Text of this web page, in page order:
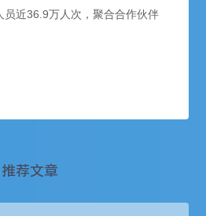
员近36.9万人次，聚合合作伙伴
推荐文章